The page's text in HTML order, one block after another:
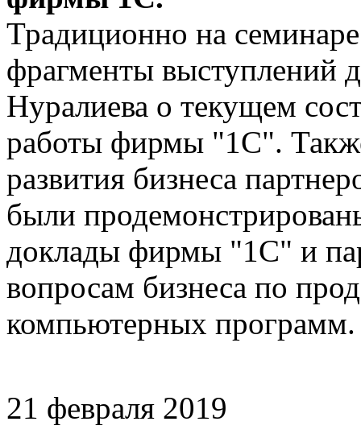
Традиционно на
фрагменты выступлений
Нуралиева о текущем
работы фирмы "1С".
развития бизнеса
были
доклады фирмы "1С" и
вопросам бизнеса по
компьютерных программ.
21 февраля 2019